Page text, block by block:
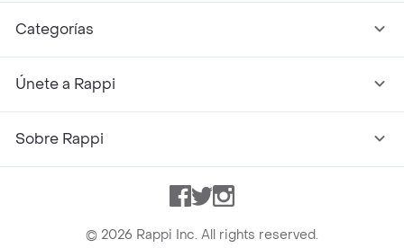
Categorías
Únete a Rappi
Sobre Rappi
Facebook
TwitterInstagram
© 2026 Rappi Inc. All rights reserved.